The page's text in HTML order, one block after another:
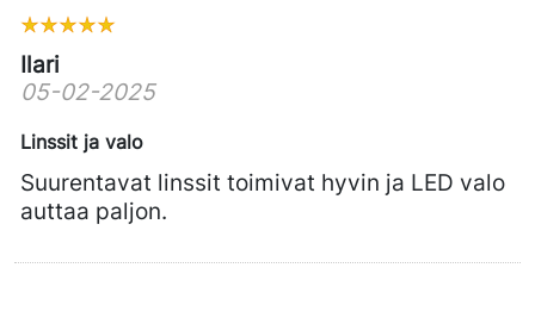
Ilari
05-02-2025
Linssit ja valo
Suurentavat linssit toimivat hyvin ja LED valo
auttaa paljon.